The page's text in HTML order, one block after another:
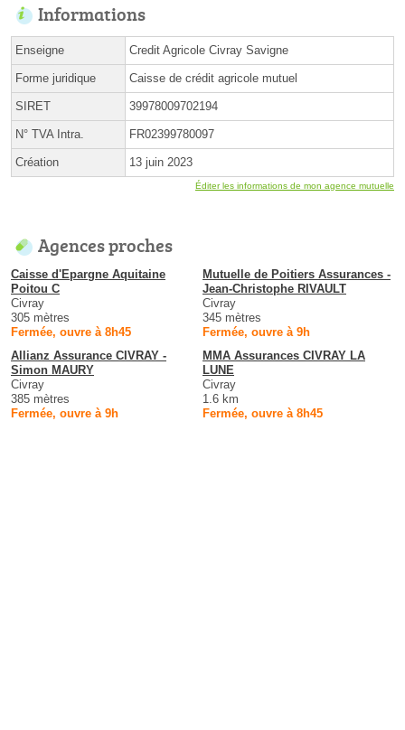
Informations
Enseigne Credit Agricole Civray Savigne
Forme juridique Caisse de crédit agricole mutuel
SIRET 39978009702194
N° TVA Intra. FR02399780097
Création 13 juin 2023
Éditer les informations de mon agence mutuelle
Agences proches
Caisse d'Epargne Aquitaine
Poitou C
Civray
305 mètres
Fermée, ouvre à 8h45
Mutuelle de Poitiers Assurances -
Jean-Christophe RIVAULT
Civray
345 mètres
Fermée, ouvre à 9h
Allianz Assurance CIVRAY -
Simon MAURY
Civray
385 mètres
Fermée, ouvre à 9h
MMA Assurances CIVRAY LA
LUNE
Civray
1.6 km
Fermée, ouvre à 8h45